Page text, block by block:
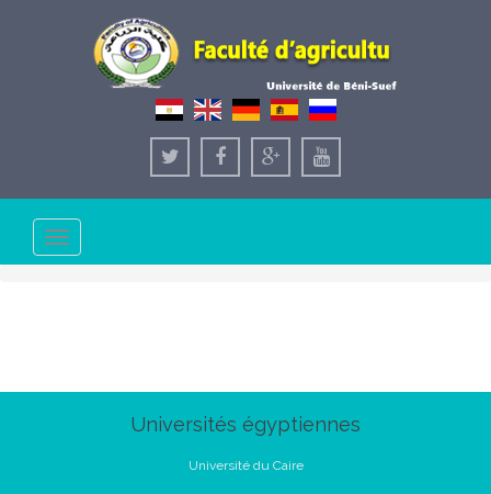
Toggle
navigation
Universités égyptiennes
Université du Caire